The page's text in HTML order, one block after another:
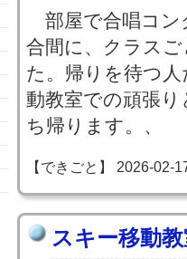
部屋で合唱コン
合間に、クラス
た。帰りを待つ
動教室での頑張
ち帰ります。、
【できごと】 2026-02-
スキー移動